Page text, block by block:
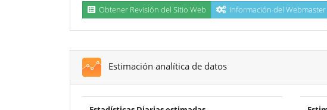
Obtener Revisión del Sitio Web Información del Webmaster
Estimación analítica de datos